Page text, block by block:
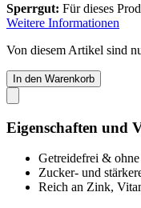
Sperrgut: Für dieses
Weitere Informationen
Von diesem Artikel sind
In den Warenkorb
Eigenschaften und
Getreidefrei & ohne
Zucker- und
Reich an Zink,